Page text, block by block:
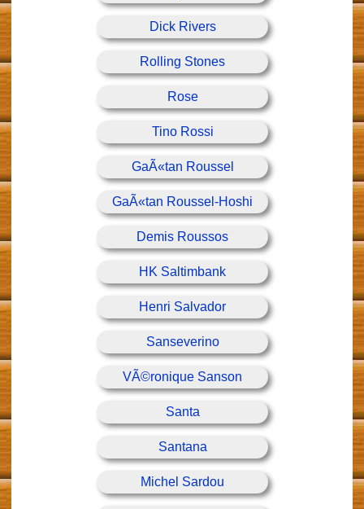
Dick Rivers
Rolling Stones
Rose
Tino Rossi
GaÃ«tan Roussel
GaÃ«tan Roussel-Hoshi
Demis Roussos
HK Saltimbank
Henri Salvador
Sanseverino
VÃ©ronique Sanson
Santa
Santana
Michel Sardou